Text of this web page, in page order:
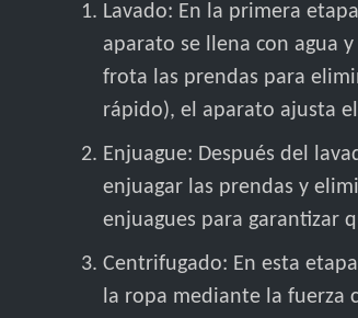
Lavado: En la primera
aparato se llena con agua
frota las prendas para
rápido), el aparato ajusta
Enjuague: Después del
enjuagar las prendas y
enjuagues para garantizar
Centrifugado: En esta
la ropa mediante la fuerza